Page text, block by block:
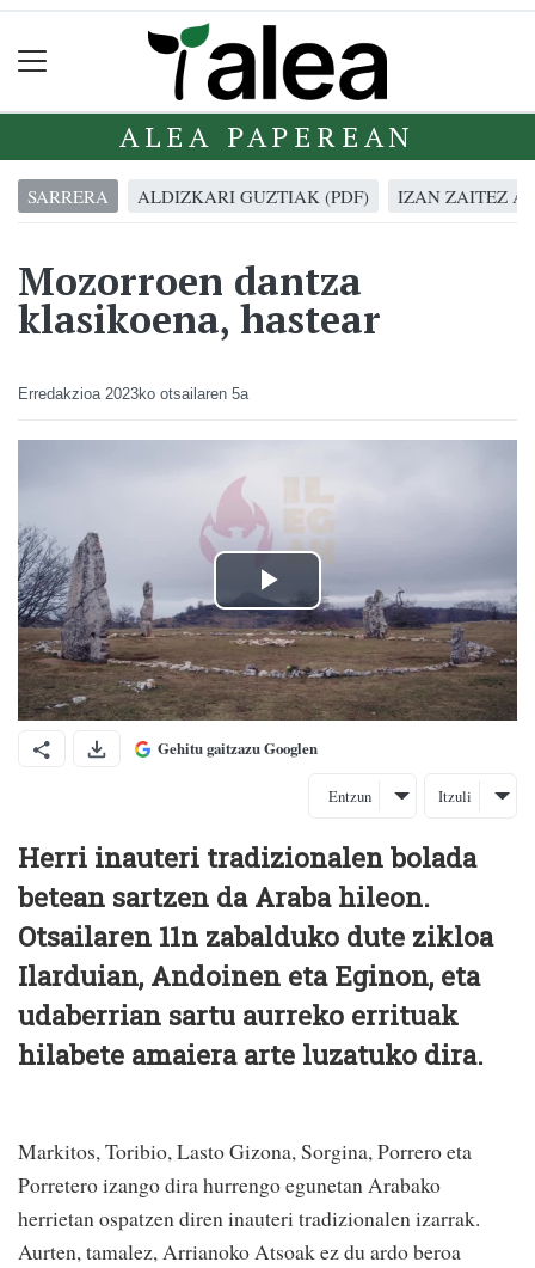
ALEA PAPEREAN
SARRERA ALDIZKARI GUZTIAK (PDF) IZAN ZAITEZ
Mozorroen dantza
klasikoena, hastear
Erredakzioa 2023ko otsailaren 5a
Gehitu gaitzazu Googlen
Entzun Itzuli
Herri inauteri tradizionalen bolada
betean sartzen da Araba hileon.
Otsailaren 11n zabalduko dute zikloa
Ilarduian, Andoinen eta Eginon, eta
udaberrian sartu aurreko errituak
hilabete amaiera arte luzatuko dira.
Markitos, Toribio, Lasto Gizona, Sorgina, Porrero eta
Porretero izango dira hurrengo egunetan Arabako
herrietan ospatzen diren inauteri tradizionalen izarrak.
Aurten, tamalez, Arrianoko Atsoak ez du ardo beroa